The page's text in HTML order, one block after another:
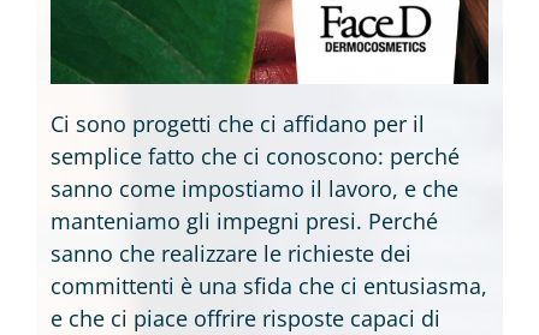
Ecommerce Academy
Ci sono progetti che ci affidano per il
semplice fatto che ci conoscono: perché
sanno come impostiamo il lavoro, e che
manteniamo gli impegni presi. Perché
sanno che realizzare le richieste dei
committenti è una sfida che ci entusiasma,
e che ci piace offrire risposte capaci di